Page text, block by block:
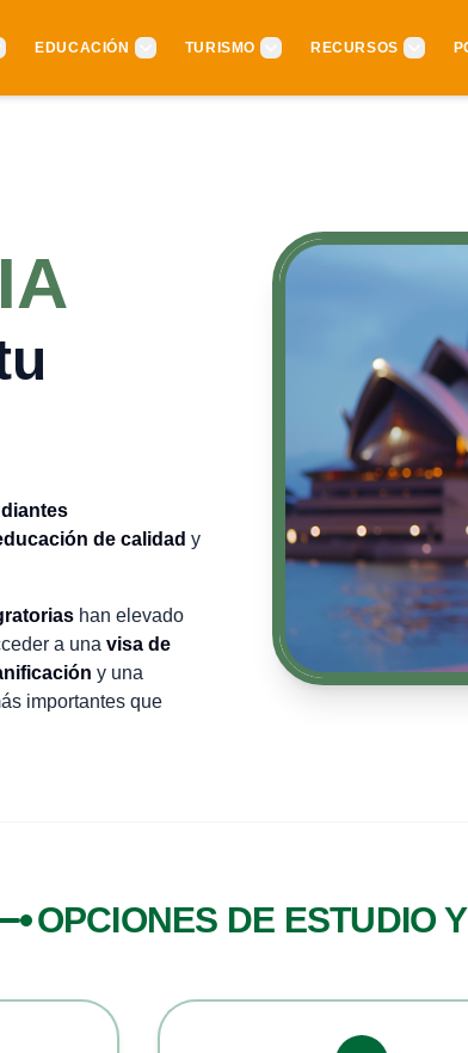
EDUCACIÓN TURISMO RECURSOS
de calidad y
han elevado
a una visa de
y una
importantes que
OPCIONES DE ESTUDIO